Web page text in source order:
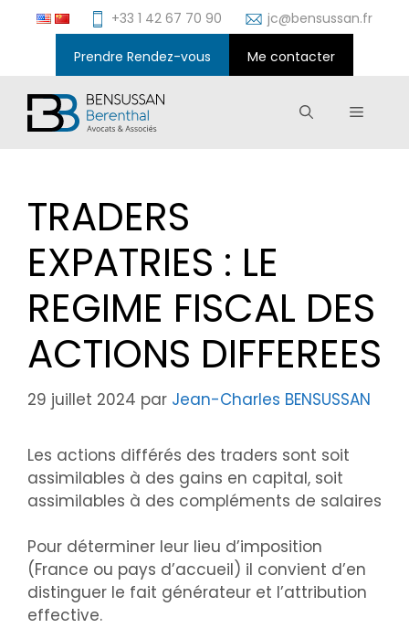
+33 1 42 67 70 90 jc@bensussan.fr
Prendre Rendez-vous Me contacter
Menu
TRADERS
EXPATRIES : LE
REGIME FISCAL DES
ACTIONS DIFFEREES
29 juillet 2024 par Jean-Charles BENSUSSAN
Les actions différés des traders sont soit
assimilables à des gains en capital, soit
assimilables à des compléments de salaires
Pour déterminer leur lieu d’imposition
(France ou pays d’accueil) il convient d’en
distinguer le fait générateur et l’attribution
effective.